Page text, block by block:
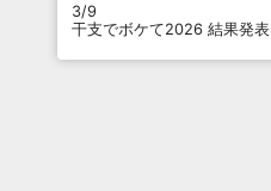
3/9
干支でボケて2026 結果発表